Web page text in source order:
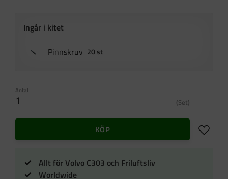
Pinnskruv 20 st
Antal
Set
KÖP Lägg
Allt för Volvo C303 och Friluftsliv
Worldwide